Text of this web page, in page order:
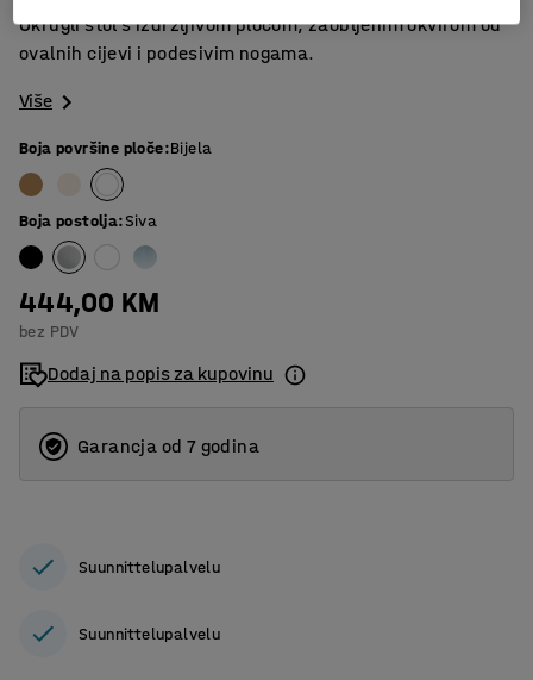
Okrugli stol s izdržljivom pločom, zaobljenim okvirom od
ovalnih cijevi i podesivim nogama.
Više
Boja površine ploče:Bijela
Boja postolja:Siva
444,00 KM
bez PDV
Dodaj na popis za kupovinu
Garancja od 7 godina
Suunnittelupalvelu
Suunnittelupalvelu